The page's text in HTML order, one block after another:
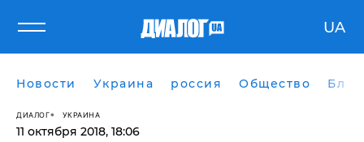
UA
Новости Украина россия Общество
ДИАЛОГ УКРАИНА
11 октября 2018, 18:06